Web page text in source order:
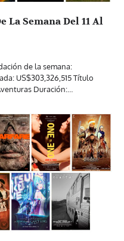
La Semana Del 11 Al
de la semana:
US$303,326,515 Título
Duración:…